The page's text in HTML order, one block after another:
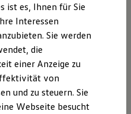
und Updates
Ihrem ID.
ist es, Ihnen für Sie
Interessen
Sie werden
die
einer Anzeige zu
von
und zu steuern. Sie
Webseite besucht